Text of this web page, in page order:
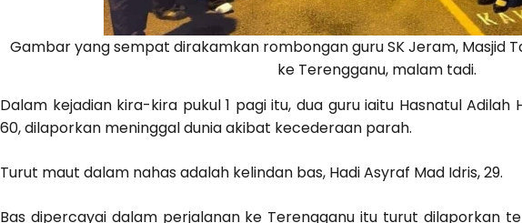
Gambar yang sempat dirakamkan rombongan guru SK Jeram, Masjid
ke Terengganu, malam tadi.
Dalam kejadian kira-kira pukul 1 pagi itu, dua guru iaitu Hasnatul Adilah
60, dilaporkan meninggal dunia akibat kecederaan parah.
Turut maut dalam nahas adalah kelindan bas, Hadi Asyraf Mad Idris, 29.
Bas dipercayai dalam perjalanan ke Terengganu itu turut dilaporkan